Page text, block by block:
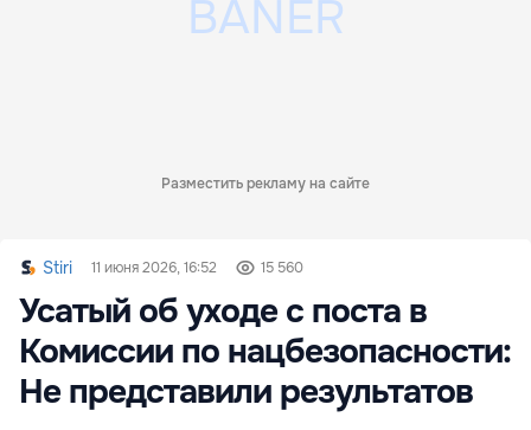
Разместить рекламу на сайте
Stiri 11 июня 2026, 16:52 15 560
Усатый об уходе с поста в
Комиссии по нацбезопасности:
Не представили результатов